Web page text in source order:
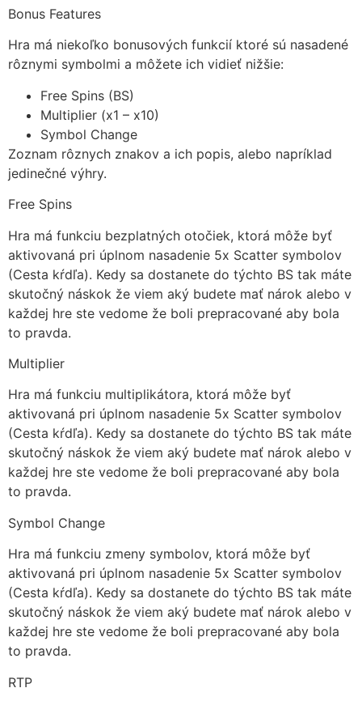
Bonus Features
Hra má niekoľko bonusových funkcií ktoré sú nasadené
rôznymi symbolmi a môžete ich vidieť nižšie:
Free Spins (BS)
Multiplier (x1 – x10)
Symbol Change
Zoznam rôznych znakov a ich popis, alebo napríklad
jedinečné výhry.
Free Spins
Hra má funkciu bezplatných otočiek, ktorá môže byť
aktivovaná pri úplnom nasadenie 5x Scatter symbolov
(Cesta kŕdľa). Kedy sa dostanete do týchto BS tak máte
skutočný náskok že viem aký budete mať nárok alebo v
každej hre ste vedome že boli prepracované aby bola
to pravda.
Multiplier
Hra má funkciu multiplikátora, ktorá môže byť
aktivovaná pri úplnom nasadenie 5x Scatter symbolov
(Cesta kŕdľa). Kedy sa dostanete do týchto BS tak máte
skutočný náskok že viem aký budete mať nárok alebo v
každej hre ste vedome že boli prepracované aby bola
to pravda.
Symbol Change
Hra má funkciu zmeny symbolov, ktorá môže byť
aktivovaná pri úplnom nasadenie 5x Scatter symbolov
(Cesta kŕdľa). Kedy sa dostanete do týchto BS tak máte
skutočný náskok že viem aký budete mať nárok alebo v
každej hre ste vedome že boli prepracované aby bola
to pravda.
RTP